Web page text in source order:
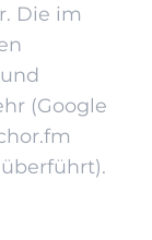
Die im
(Google